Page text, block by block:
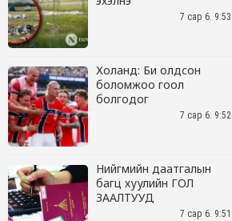
7 сар 6. 9:53
Холанд: Би олдсон
боломжоо гоол
болгодог
7 сар 6. 9:52
Нийгмийн даатгалын
багц хуулийн ГОЛ
ЗААЛТУУД
7 сар 6. 9:51